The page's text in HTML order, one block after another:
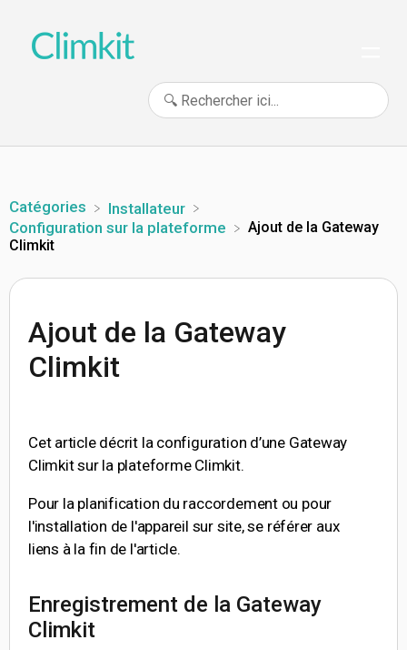
Catégories
​Installateur
​Configuration sur la plateforme
Ajout de la Gateway
Climkit
Ajout de la Gateway
Climkit
Cet article décrit la configuration d’une Gateway
Climkit sur la plateforme Climkit.
Pour la planification du raccordement ou pour
l'installation de l'appareil sur site, se référer aux
liens à la fin de l'article.
Enregistrement de la Gateway
Climkit